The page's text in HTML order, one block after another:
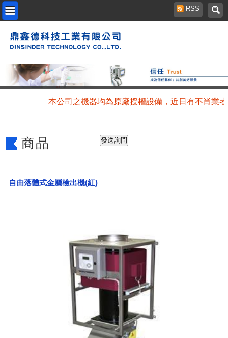
RSS
本公司之機器均為原廠授權設備，近日有不肖業
商品
自由落體式金屬檢出機(紅)